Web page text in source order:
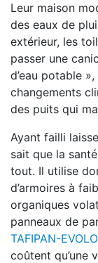
Leur maison
des eaux de
extérieur, les
passer une
d’eau potable
changements
des puits qui
Ayant failli
sait que la
tout. Il utilise
d’armoires à
organiques
panneaux de
TAFIPAN-EVOLO
coûtent qu’une